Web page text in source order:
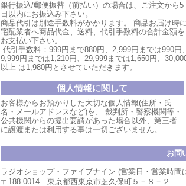
銀行振込/郵便振替（前払い）の場合は、ご注文から5
日以内にお振込み下さい。
商品代引は別途手数料がかかります。
商品お届け時に
宅配業者へ商品代金、送料、代引手数料の合計金額を
お支払い下さい。
代引手数料：999円まで880円、 2,999円ま では990円、
9,999円までは1,210円、 29,999までは1,650円、
以上 は1,980円とさせていただきます。
個人情報に関して
お客様からお預かりした大切な個人情報(住所・氏
名・メールアドレスなど)を、 裁判所・警察機関等・
公共機関からの提出要請があった場合以外、第三者
に譲渡または利用する事は一切ございません。
お問
ラジオショップ・ファイブナイン (営業日・営業時間
〒188-0014 東京都西東京市芝久保町５－８－２